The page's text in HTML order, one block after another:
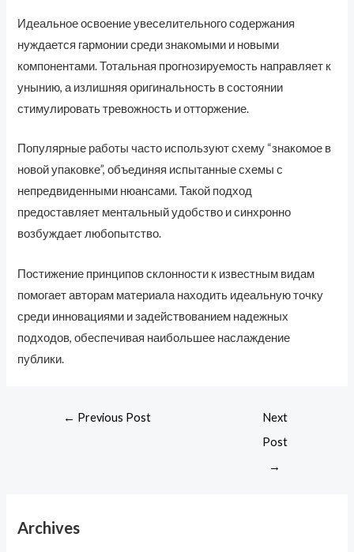
Archives
Идеальное освоение увеселительного содержания
нуждается гармонии среди знакомыми и новыми
компонентами. Тотальная прогнозируемость направляет к
унынию, а излишняя оригинальность в состоянии
стимулировать тревожность и отторжение.
Популярные работы часто используют схему “знакомое в
новой упаковке”, объединяя испытанные схемы с
непредвиденными нюансами. Такой подход
предоставляет ментальный удобство и синхронно
возбуждает любопытство.
Постижение принципов склонности к известным видам
помогает авторам материала находить идеальную точку
среди инновациями и задействованием надежных
подходов, обеспечивая наибольшее наслаждение
публики.
← Previous Post
Next
Post
→